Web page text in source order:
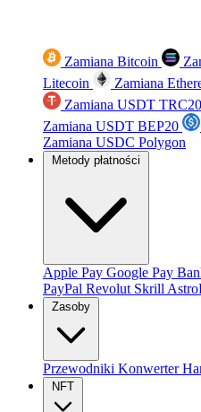
Zamiana Bitcoin
Litecoin
Zamiana
Zamiana USDT TRC20
Zamiana USDT BEP20
Zamiana USDC Polygon
Metody płatności
Apple Pay Google Pay
PayPal Revolut Skrill
Zasoby
Przewodniki Konwerter
NFT